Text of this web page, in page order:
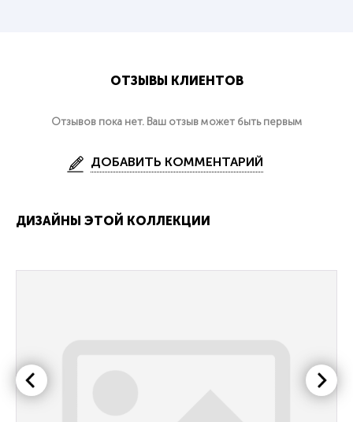
ОТЗЫВЫ КЛИЕНТОВ
Отзывов пока нет. Ваш отзыв может быть первым
ДОБАВИТЬ КОММЕНТАРИЙ
ДИЗАЙНЫ ЭТОЙ КОЛЛЕКЦИИ